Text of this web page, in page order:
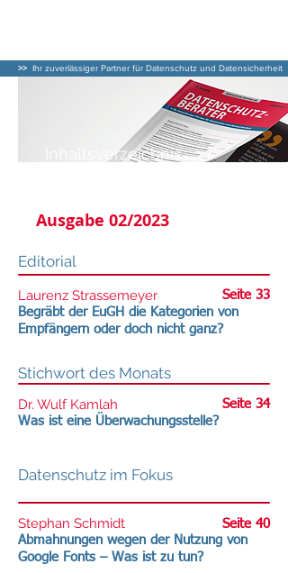
>> Ihr zuverlässiger Partner für Datenschutz und Datensicherheit
Inhaltsverzeichnis
Ausgabe 02/2023
Editorial
Laurenz Strassemeyer
Seite 33
Begräbt der EuGH die Kategorien von
Empfängern oder doch nicht ganz?
Stichwort des Monats
Dr. Wulf Kamlah
Seite 34
Was ist eine Überwachungsstelle?
Datenschutz im Fokus
Stephan Schmidt
Abmahnungen wegen der Nutzung von
Google Fonts – Was ist zu tun?
Seite 40